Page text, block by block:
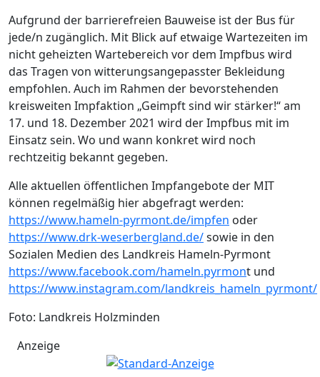
Aufgrund der barrierefreien Bauweise ist der Bus für
jede/n zugänglich. Mit Blick auf etwaige Wartezeiten im
nicht geheizten Wartebereich vor dem Impfbus wird
das Tragen von witterungsangepasster Bekleidung
empfohlen. Auch im Rahmen der bevorstehenden
kreisweiten Impfaktion „Geimpft sind wir stärker!“ am
17. und 18. Dezember 2021 wird der Impfbus mit im
Einsatz sein. Wo und wann konkret wird noch
rechtzeitig bekannt gegeben.
Alle aktuellen öffentlichen Impfangebote der MIT
können regelmäßig hier abgefragt werden:
https://www.hameln-pyrmont.de/impfen oder
https://www.drk-weserbergland.de/sowie in den
Sozialen Medien des Landkreis Hameln-Pyrmont
https://www.facebook.com/hameln.pyrmont und
https://www.instagram.com/landkreis_hameln_pyrmont/
Foto: Landkreis Holzminden
Anzeige